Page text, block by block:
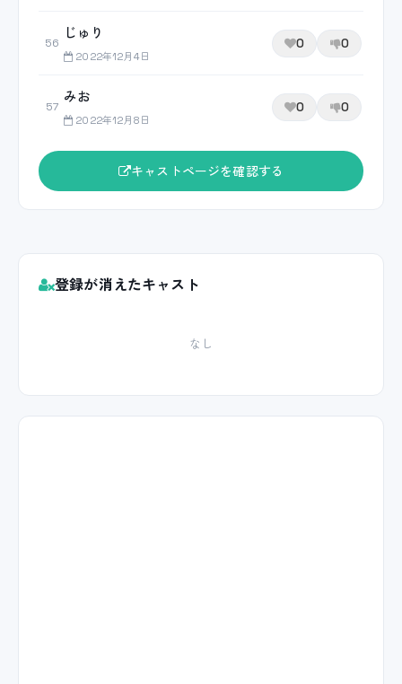
56
じゅり
2022年12月4日
0 0
57
みお
2022年12月8日
0 0
キャストページを確認する
登録が消えたキャスト
なし